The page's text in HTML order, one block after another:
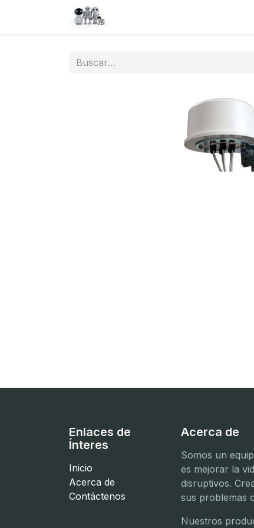
Enlaces de
Ínteres
Inicio
Acerca de
Contáctenos
Acerca de
Somos un
es mejorar la
disruptivos.
sus problemas
Nuestros